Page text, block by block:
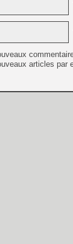
articles par